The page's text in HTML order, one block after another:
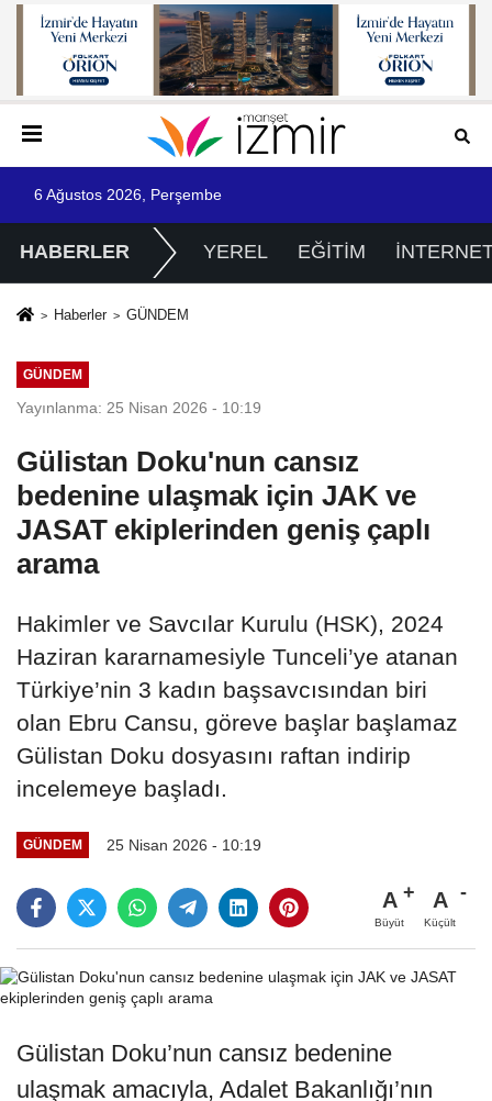
6 Ağustos 2026, Perşembe
HABERLER YEREL EĞİTİM
Haberler GÜNDEM
GÜNDEM
Yayınlanma: 25 Nisan 2026 - 10:19
Gülistan Doku'nun cansız
bedenine ulaşmak için JAK ve
JASAT ekiplerinden geniş çaplı
arama
Hakimler ve Savcılar Kurulu (HSK), 2024
Haziran kararnamesiyle Tunceli’ye atanan
Türkiye’nin 3 kadın başsavcısından biri
olan Ebru Cansu, göreve başlar başlamaz
Gülistan Doku dosyasını raftan indirip
incelemeye başladı.
GÜNDEM 25 Nisan 2026 - 10:19
A
Büyüt
A
Küçült
Gülistan Doku’nun cansız bedenine
ulaşmak amacıyla, Adalet Bakanlığı’nın